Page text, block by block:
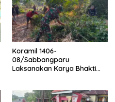
Koramil 1406-
08/Sabbangparu
Laksanakan Karya Bhakti